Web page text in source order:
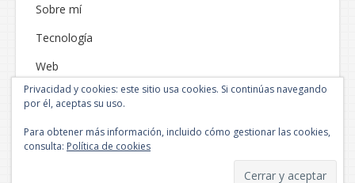
Sobre mí
Tecnología
Web
Tema: Neblue por
Privacidad y cookies: este sitio usa cookies. Si continúas navegando
por él, aceptas su uso.
Para obtener más información, incluido cómo gestionar las cookies,
consulta: Política de cookies